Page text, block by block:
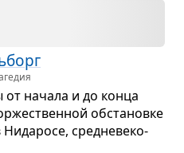
начала и до конца
обста­новке
Нида­росе, сред­не­ве­ко­